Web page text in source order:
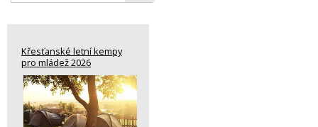
Křesťanské letní kempy
pro mládež 2026